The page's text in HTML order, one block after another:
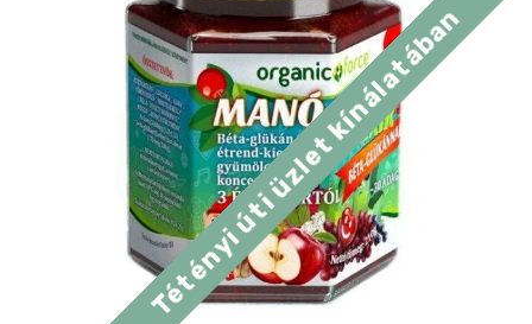
Tétényi úti üzlet kínálatában